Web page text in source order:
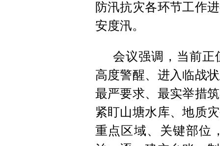
防汛抗灾各环节工作
安度汛。
会议强调，当前正
高度警醒、进入临战
最严要求、最实举措
紧盯山塘水库、地质
重点区域、关键部位